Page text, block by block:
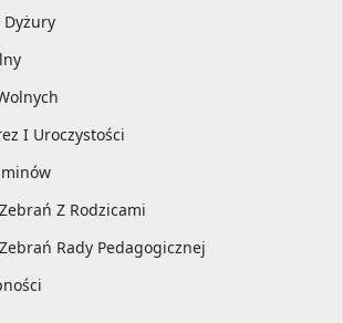
Dyżury
I Uroczystości
Z Rodzicami
Rady Pedagogicznej